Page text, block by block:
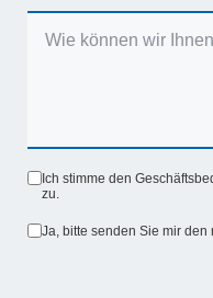
Ich stimme den
zu.
Ja, bitte senden Sie mir